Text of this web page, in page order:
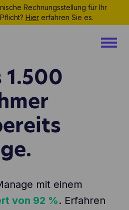
Rechnungsstellung für Ihr
Hiererfahren Sie es.
1.500
mit einem
von 92 %. Erfahren